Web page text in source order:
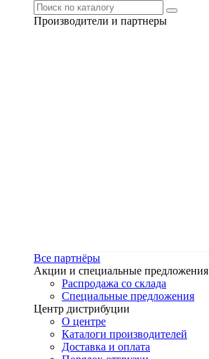
Производители и партнеры
Все партнёры
Акции и специальные предложения
Распродажа со склада
Специальные предложения
Центр дистрибуции
О центре
Каталоги производителей
Доставка и оплата